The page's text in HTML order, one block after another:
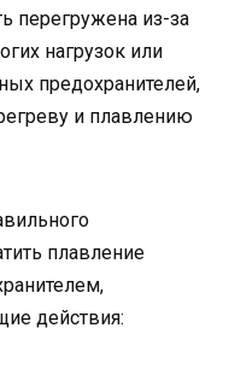
перегружена из-за
нагрузок или
предохранителей,
и плавлению
плавление
действия: